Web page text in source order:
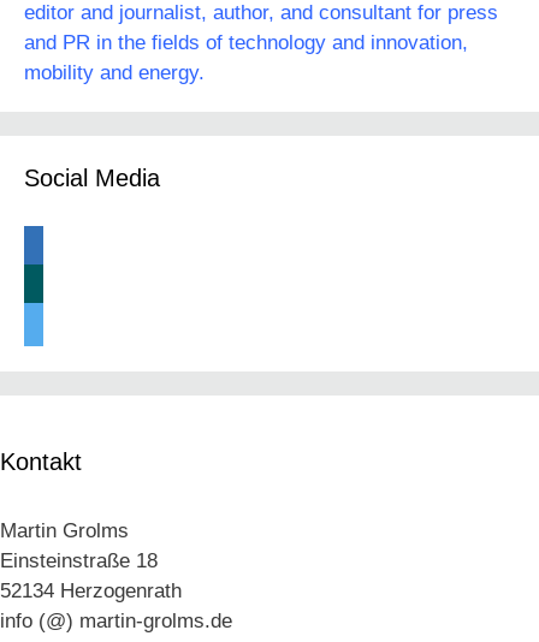
editor and journalist, author, and consultant for press
and PR in the fields of technology and innovation,
mobility and energy.
Social Media
Kontakt
Martin Grolms
Einsteinstraße 18
52134 Herzogenrath
info (@) martin-grolms.de